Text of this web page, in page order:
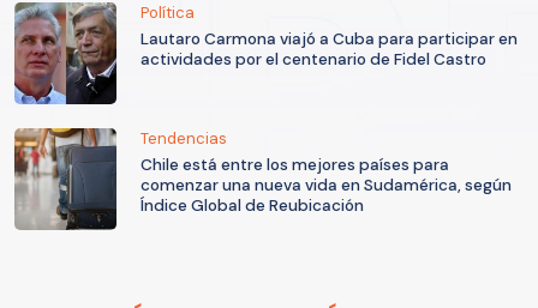
Política
Lautaro Carmona viajó a Cuba para participar en
actividades por el centenario de Fidel Castro
Tendencias
Chile está entre los mejores países para
comenzar una nueva vida en Sudamérica, según
Índice Global de Reubicación